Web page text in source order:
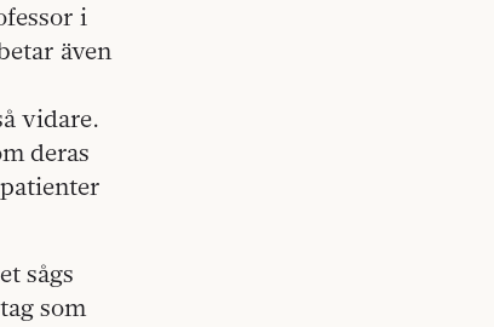
i
även
vidare.
deras
sågs
som